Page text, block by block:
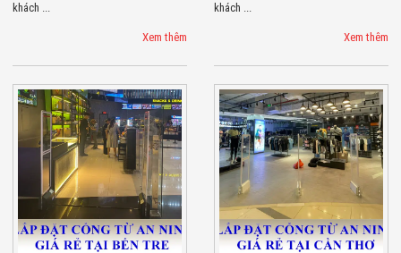
khách ...
Xem thêm
khách ...
Xem thêm